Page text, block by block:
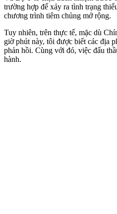
trường hợp để xảy ra tình trạng
chương trình tiêm chủng mở rộng.
Tuy nhiên, trên thực tế, mặc dù
giờ phút này, tôi được biết các địa
phản hồi. Cùng với đó, việc đấu
hành.